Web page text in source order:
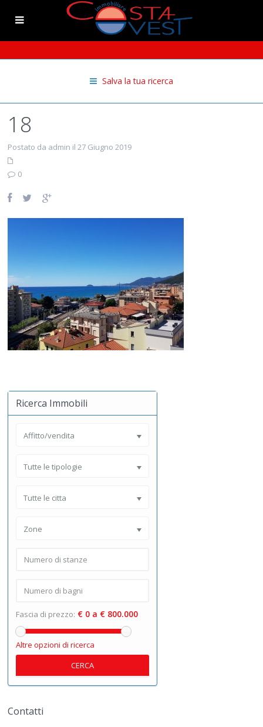
Salva la tua ricerca
18
Postato da admin il 27 Giugno 2019
0
Ricerca Immobili
Affitto/vendita
Tutte le tipologie
Tutte le citta
Zone
Fascia di prezzo: € 0 a € 800.000
Altre opzioni di ricerca
CERCA
Contatti